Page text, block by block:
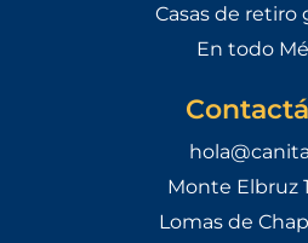
Casas de retiro
En todo
Monte Elbruz
Lomas de